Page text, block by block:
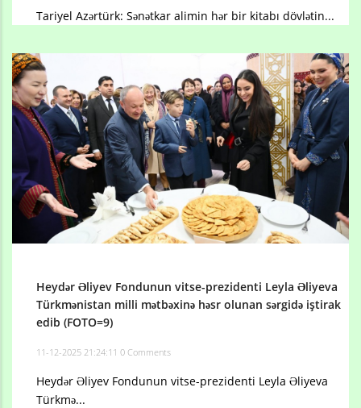
Tariyel Azərtürk: Sənətkar alimin hər bir kitabı dövlətin...
Heydər Əliyev Fondunun vitse-prezidenti Leyla Əliyeva
Türkmənistan milli mətbəxinə həsr olunan sərgidə iştirak
edib (FOTO=9)
11-12-2025 21:24:11 0 Comments
Heydər Əliyev Fondunun vitse-prezidenti Leyla Əliyeva
Türkmə...